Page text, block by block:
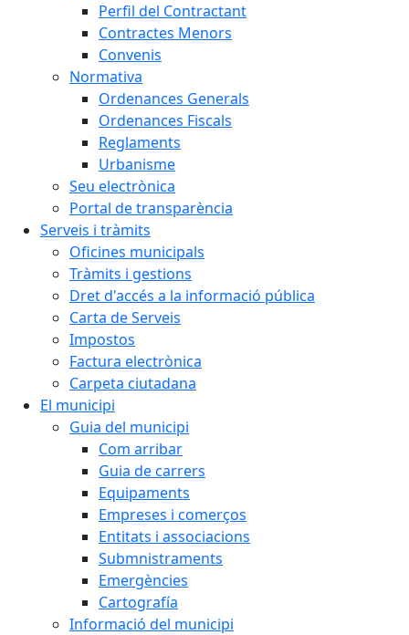
Perfil del Contractant
Contractes Menors
Convenis
Normativa
Ordenances Generals
Ordenances Fiscals
Reglaments
Urbanisme
Seu electrònica
Portal de transparència
Serveis i tràmits
Oficines municipals
Tràmits i gestions
Dret d'accés a la informació pública
Carta de Serveis
Impostos
Factura electrònica
Carpeta ciutadana
El municipi
Guia del municipi
Com arribar
Guia de carrers
Equipaments
Empreses i comerços
Entitats i associacions
Submnistraments
Emergències
Cartografía
Informació del municipi